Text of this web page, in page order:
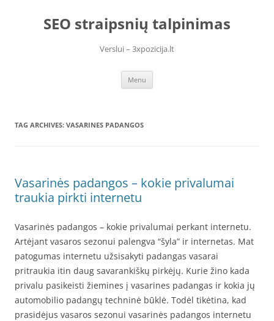
contentSEO straipsnių talpinimas
Verslui – 3xpozicija.lt
Menu
TAG ARCHIVES: VASARINES PADANGOS
Vasarinės padangos – kokie privalumai
traukia pirkti internetu
Vasarinės padangos – kokie privalumai perkant internetu.
Artėjant vasaros sezonui palengva “šyla” ir internetas. Mat
patogumas internetu užsisakyti padangas vasarai
pritraukia itin daug savarankiškų pirkėjų. Kurie žino kada
privalu pasikeisti žiemines į vasarines padangas ir kokia jų
automobilio padangų techninė būklė. Todėl tikėtina, kad
prasidėjus vasaros sezonui vasarinės padangos internetu